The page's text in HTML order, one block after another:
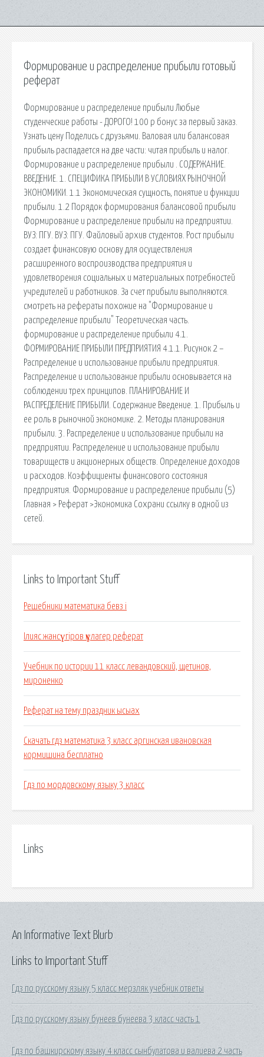
Формирование и распределение прибыли готовый
реферат
Формирование и распределение прибыли Любые
студенческие работы - ДОРОГО! 100 р бонус за первый заказ.
Узнать цену Поделись с друзьями. Валовая или балансовая
прибыль распадается на две части: читая прибыль и налог.
Формирование и распределение прибыли . СОДЕРЖАНИЕ.
ВВЕДЕНИЕ. 1. СПЕЦИФИКА ПРИБЫЛИ В УСЛОВИЯХ РЫНОЧНОЙ
ЭКОНОМИКИ. 1.1 Экономическая сущность, понятие и функции
прибыли. 1.2 Порядок формирования балансовой прибыли
Формирование и распределение прибыли на предприятии.
ВУЗ: ПГУ. ВУЗ: ПГУ. Файловый архив студентов. Рост прибыли
создает финансовую основу для осуществления
расширенного воспроизводства предприятия и
удовлетворения социальных и материальных потребностей
учредителей и работников. За счет прибыли выполняются.
смотреть на рефераты похожие на "Формирование и
распределение прибыли" Теоретическая часть.
формирование и распределение прибыли 4.1.
ФОРМИРОВАНИЕ ПРИБЫЛИ ПРЕДПРИЯТИЯ 4.1.1. Рисунок 2 –
Распределение и использование прибыли предприятия.
Распределение и использование прибыли основывается на
соблюдении трех принципов. ПЛАНИРОВАНИЕ И
РАСПРЕДЕЛЕНИЕ ПРИБЫЛИ. Содержание Введение. 1. Прибыль и
ее роль в рыночной экономике. 2. Методы планирования
прибыли. 3. Распределение и использование прибыли на
предприятии. Распределение и использование прибыли
товариществ и акционерных обществ. Определение доходов
и расходов. Коэффициенты финансового состояния
предприятия. Формирование и распределение прибыли (5)
Главная > Реферат >Экономика Сохрани ссылку в одной из
сетей.
Links to Important Stuff
Решебники математика бевз i
Ілияс жансүгіров қүлагер реферат
Учебник по истории 11 класс левандовский, щетинов,
мироненко
Реферат на тему праздник ысыах
Скачать гдз математика 3 класс аргинская ивановская
кормишина бесплатно
Гдз по мордовскому языку 3 класс
Links
Links to Important Stuff
Гдз по русскому языку 5 класс мерзляк учебник ответы
Гдз по русскому языку бунеев бунеева 3 класс часть 1
Гдз по башкирскому языку 4 класс сынбулатова и валиева 2 часть
An Informative Text Blurb